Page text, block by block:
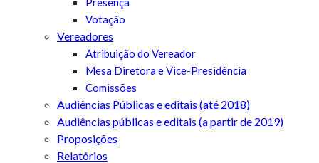
Votação
Vereadores
Atribuição do Vereador
Mesa Diretora e Vice-Presidência
Comissões
Audiências Públicas e editais (até 2018)
Audiências públicas e editais (a partir de 2019)
Proposições
Relatórios